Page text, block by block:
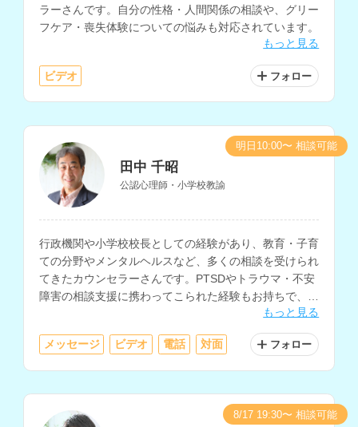
ラーさんです。自分の性格・人間関係の相談や、グリー
フケア・喪失体験についての悩みも対応されています。
もっと見る
ビデオ フォロー
田中 千昭
公認心理師・小学校教諭
行政機関や小学校校長としての経験があり、教育・子育
ての分野やメンタルヘルスなど、多くの相談を受けられ
てきたカウンセラーさんです。PTSDやトラウマ・不安
障害の相談支援に携わってこられた経験もお持ちで、現
在はスクールカウンセラーや講師・教員のためのメンタ
ルヘルス等のコーチング・悩み相談も行いながら、カウ
ンセリングを実施されています。
もっと見る
メッセージ ビデオ 電話 対面 フォロー
明日10:00〜 相談可能
8/17 19:30〜 相談可能